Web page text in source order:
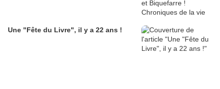
Une "Fête du Livre", il y a 22 ans !